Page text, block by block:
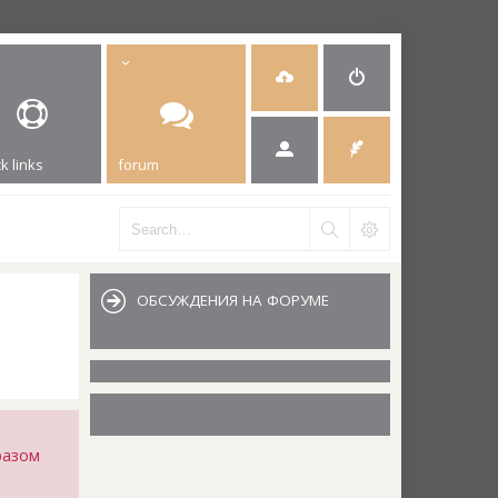
links forum
ОБСУЖДЕНИЯ НА ФОРУМЕ